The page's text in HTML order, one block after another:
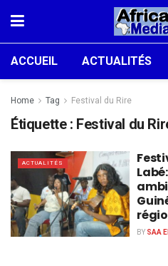
ACCUEIL ACTUALITÉS
Home Tag Festival du Rire
Étiquette : Festival du
ACTUALITÉS
BY SAA